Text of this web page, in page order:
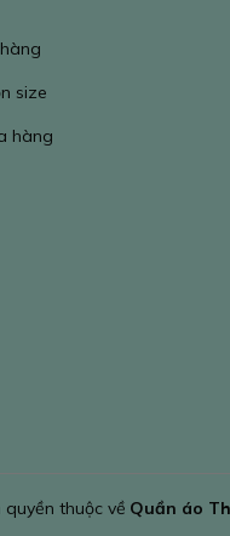
size
hàng
quyền thuộc về Quần áo